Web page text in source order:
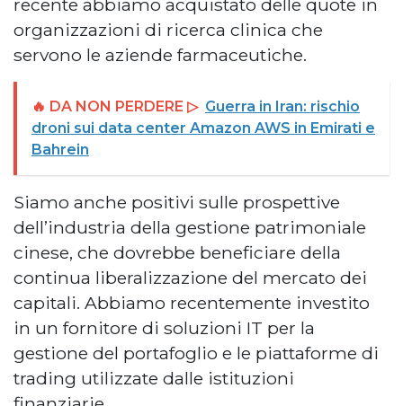
recente abbiamo acquistato delle quote in
organizzazioni di ricerca clinica che
servono le aziende farmaceutiche.
🔥 DA NON PERDERE ▷ Guerra in Iran: rischio
droni sui data center Amazon AWS in Emirati e
Bahrein
Siamo anche positivi sulle prospettive
dell’industria della gestione patrimoniale
cinese, che dovrebbe beneficiare della
continua liberalizzazione del mercato dei
capitali. Abbiamo recentemente investito
in un fornitore di soluzioni IT per la
gestione del portafoglio e le piattaforme di
trading utilizzate dalle istituzioni